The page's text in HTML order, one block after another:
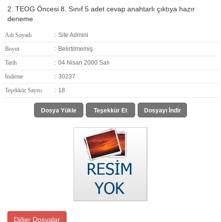
2. TEOG Öncesi 8. Sınıf 5 adet cevap anahtarlı çıktıya hazır
deneme
Adı Soyadı : Site Admini
Boyut
: Belirtilmemiş
Tarih
: 04 Nisan 2000 Salı
İndirme
: 30237
Teşekkür Sayısı
: 18
Dosya Yükle Teşekkür Et Dosyayı İndir
Diğer Dosyalar